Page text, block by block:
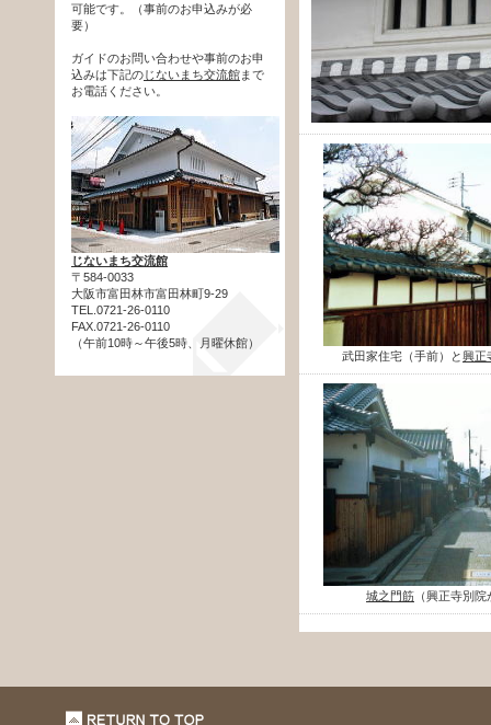
武田家住宅（手前）と興正
城之門筋 （興正寺別
可能です。（事前のお申込みが必
要）
ガイドのお問い合わせや事前のお申
込みは下記のじないまち交流館まで
お電話ください。
じないまち交流館
〒584-0033
大阪市富田林市富田林町9-29
TEL.0721-26-0110
FAX.0721-26-0110
（午前10時～午後5時、月曜休館）